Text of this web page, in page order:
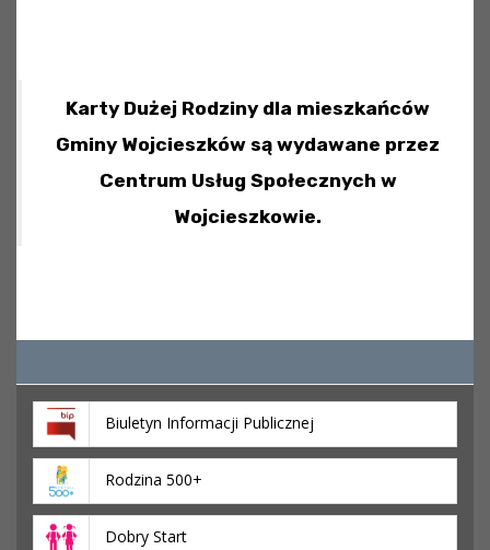
Karty Dużej Rodziny dla mieszkańców
Gminy Wojcieszków są wydawane przez
Centrum Usług Społecznych w
Wojcieszkowie.
Biuletyn Informacji Publicznej
Rodzina 500+
Dobry Start